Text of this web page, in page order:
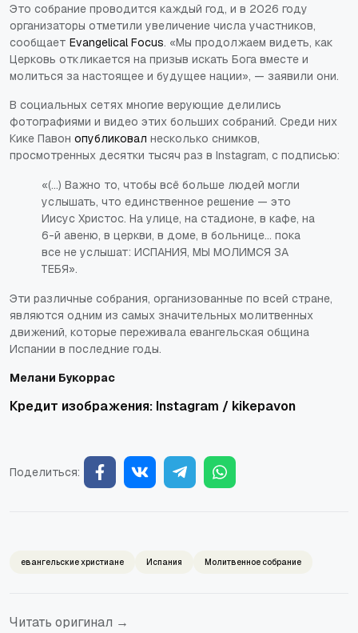
Это собрание проводится каждый год, и в 2026 году
организаторы отметили увеличение числа участников,
сообщает Evangelical Focus. «Мы продолжаем видеть, как
Церковь откликается на призыв искать Бога вместе и
молиться за настоящее и будущее нации», — заявили они.
В социальных сетях многие верующие делились
фотографиями и видео этих больших собраний. Среди них
Кике Павон опубликовал несколько снимков,
просмотренных десятки тысяч раз в Instagram, с подписью:
«(...) Важно то, чтобы всё больше людей могли
услышать, что единственное решение — это
Иисус Христос. На улице, на стадионе, в кафе, на
6-й авеню, в церкви, в доме, в больнице... пока
все не услышат: ИСПАНИЯ, МЫ МОЛИМСЯ ЗА
ТЕБЯ».
Эти различные собрания, организованные по всей стране,
являются одним из самых значительных молитвенных
движений, которые переживала евангельская община
Испании в последние годы.
Мелани Букоррас
Кредит изображения: Instagram / kikepavon
Поделиться:
евангельские христиане Испания Молитвенное собрание
Читать оригинал →